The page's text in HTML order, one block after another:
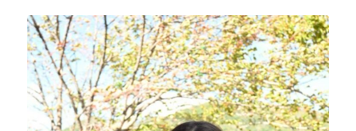
資格取得・協会規約
会員ページ
ドッグサップをはじめよう